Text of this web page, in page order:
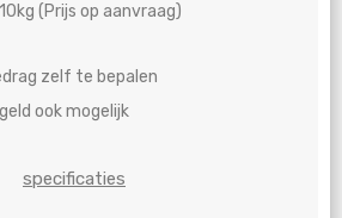
(Prijs op aanvraag)
zelf te bepalen
ook mogelijk
specificaties